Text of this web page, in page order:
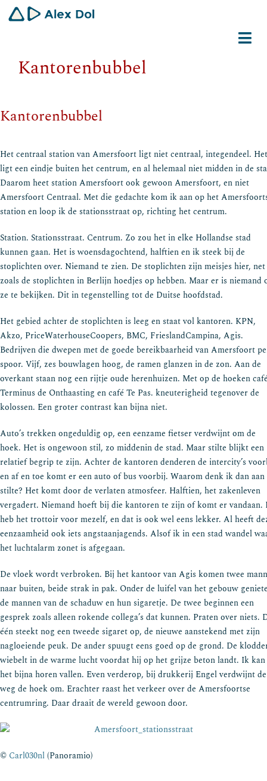
naar
Bio
Contact
Kantorenbubbel
Kantorenbubbel
Het centraal station van Amersfoort ligt niet centraal, integendeel. Het
ligt een eindje buiten het centrum, en al helemaal niet midden in de
Daarom heet station Amersfoort ook gewoon Amersfoort, en niet
Amersfoort Centraal. Met die gedachte kom ik aan op het
station en loop ik de stationsstraat op, richting het centrum.
Station. Stationsstraat. Centrum. Zo zou het in elke Hollandse stad
kunnen gaan. Het is woensdagochtend, halftien en ik steek bij de
stoplichten over. Niemand te zien. De stoplichten zijn meisjes hier, net
zoals de stoplichten in Berlijn hoedjes op hebben. Maar er is niemand
ze te bekijken. Dit in tegenstelling tot de Duitse hoofdstad.
Het gebied achter de stoplichten is leeg en staat vol kantoren. KPN,
Akzo, PriceWaterhouseCoopers, BMC, FrieslandCampina, Agis.
Bedrijven die dwepen met de goede bereikbaarheid van Amersfoort
spoor. Vijf, zes bouwlagen hoog, de ramen glanzen in de zon. Aan de
overkant staan nog een rijtje oude herenhuizen. Met op de hoeken
Terminus de Onthaasting en café Te Pas. kneuterigheid tegenover de
kolossen. Een groter contrast kan bijna niet.
Auto’s trekken ongeduldig op, een eenzame fietser verdwijnt om de
hoek. Het is ongewoon stil, zo middenin de stad. Maar stilte blijkt een
relatief begrip te zijn. Achter de kantoren denderen de intercity’s
en af en toe komt er een auto of bus voorbij. Waarom denk ik dan aan
stilte? Het komt door de verlaten atmosfeer. Halftien, het zakenleven
vergadert. Niemand hoeft bij die kantoren te zijn of komt er vandaan.
heb het trottoir voor mezelf, en dat is ook wel eens lekker. Al heeft
eenzaamheid ook iets angstaanjagends. Alsof ik in een stad wandel
het luchtalarm zonet is afgegaan.
De vloek wordt verbroken. Bij het kantoor van Agis komen twee
naar buiten, beide strak in pak. Onder de luifel van het gebouw
de mannen van de schaduw en hun sigaretje. De twee beginnen een
gesprek zoals alleen rokende collega’s dat kunnen. Praten over niets.
één steekt nog een tweede sigaret op, de nieuwe aanstekend met zijn
nagloeiende peuk. De ander spuugt eens goed op de grond. De
wiebelt in de warme lucht voordat hij op het grijze beton landt. Ik kan
het bijna horen vallen. Even verderop, bij drukkerij Engel verdwijnt de
weg de hoek om. Erachter raast het verkeer over de Amersfoortse
centrumring. Daar draait de wereld gewoon door.
© Carl030nl(Panoramio)